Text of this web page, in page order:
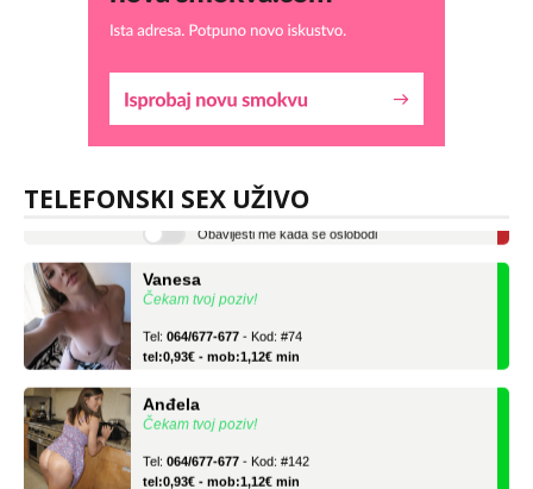
TELEFONSKI SEX UŽIVO
Lucija
tel:0,93€ - mob:1,12€ min
Čekam tvoj poziv!
tel:0,93€ - mob:1,12€ min
Čekam tvoj poziv!
tel:0,93€ - mob:1,12€ min